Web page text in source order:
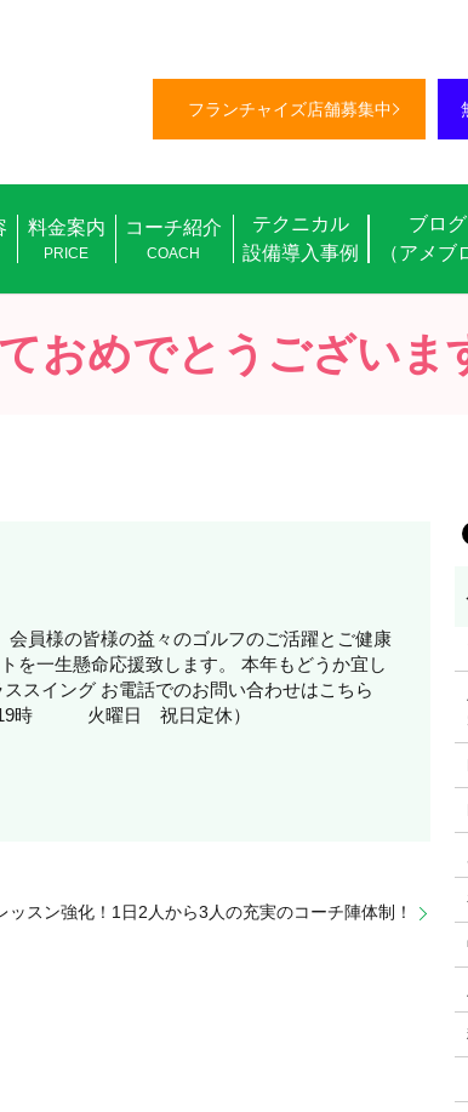
フランチャイズ店舗募集中
料金案内
PRICE
コーチ紹介
COACH
テクニカル
設備導入事例
ブログ
（アメブ
おめでとうございま
員様の皆様の益々のゴルフのご活躍とご健康
を一生懸命応援致します。 本年もどうか宜し
スイング お電話でのお問い合わせはこちら
19時 火曜日 祝日定休）
ッスン強化！1日2人から3人の充実のコーチ陣体制！